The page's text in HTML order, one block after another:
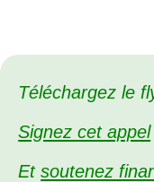
Téléchargez le
Signez cet appel
Etsoutenez